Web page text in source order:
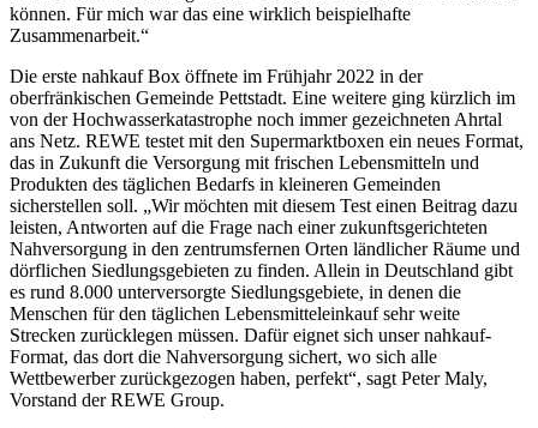
können. Für mich war das eine wirklich beispielhafte
Zusammenarbeit.“
Die erste nahkauf Box öffnete im Frühjahr 2022 in der
oberfränkischen Gemeinde Pettstadt. Eine weitere ging kürzlich im
von der Hochwasserkatastrophe noch immer gezeichneten Ahrtal
ans Netz. REWE testet mit den Supermarktboxen ein neues Format,
das in Zukunft die Versorgung mit frischen Lebensmitteln und
Produkten des täglichen Bedarfs in kleineren Gemeinden
sicherstellen soll. „Wir möchten mit diesem Test einen Beitrag dazu
leisten, Antworten auf die Frage nach einer zukunftsgerichteten
Nahversorgung in den zentrumsfernen Orten ländlicher Räume und
dörflichen Siedlungsgebieten zu finden. Allein in Deutschland gibt
es rund 8.000 unterversorgte Siedlungsgebiete, in denen die
Menschen für den täglichen Lebensmitteleinkauf sehr weite
Strecken zurücklegen müssen. Dafür eignet sich unser nahkauf-
Format, das dort die Nahversorgung sichert, wo sich alle
Wettbewerber zurückgezogen haben, perfekt“, sagt Peter Maly,
Vorstand der REWE Group.